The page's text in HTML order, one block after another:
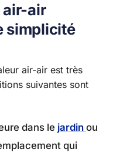
air-air
simplicité
air-air est très
suivantes sont
dans le jardin ou
qui